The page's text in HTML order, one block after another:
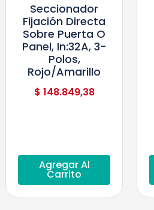
Seccionador
Fijación Directa
Sobre Puerta O
Panel, In:32A, 3-
Polos,
Rojo/Amarillo
$ 148.849,38
Agregar Al
Carrito